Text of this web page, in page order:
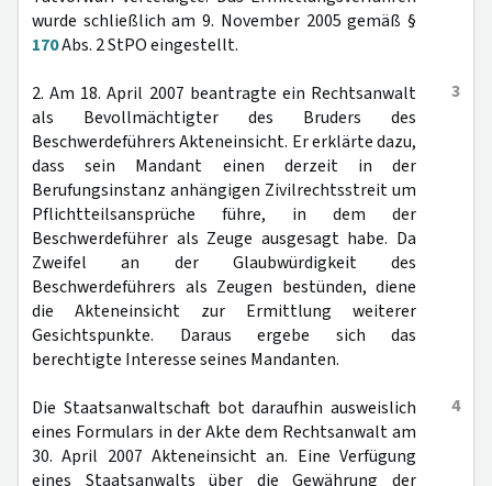
wurde schließlich am 9. November 2005 gemäß §
170Abs. 2 StPO eingestellt.
3
2. Am 18. April 2007 beantragte ein Rechtsanwalt
als Bevollmächtigter des Bruders des
Beschwerdeführers Akteneinsicht. Er erklärte dazu,
dass sein Mandant einen derzeit in der
Berufungsinstanz anhängigen Zivilrechtsstreit um
Pflichtteilsansprüche führe, in dem der
Beschwerdeführer als Zeuge ausgesagt habe. Da
Zweifel an der Glaubwürdigkeit des
Beschwerdeführers als Zeugen bestünden, diene
die Akteneinsicht zur Ermittlung weiterer
Gesichtspunkte. Daraus ergebe sich das
berechtigte Interesse seines Mandanten.
4
Die Staatsanwaltschaft bot daraufhin ausweislich
eines Formulars in der Akte dem Rechtsanwalt am
30. April 2007 Akteneinsicht an. Eine Verfügung
eines Staatsanwalts über die Gewährung der